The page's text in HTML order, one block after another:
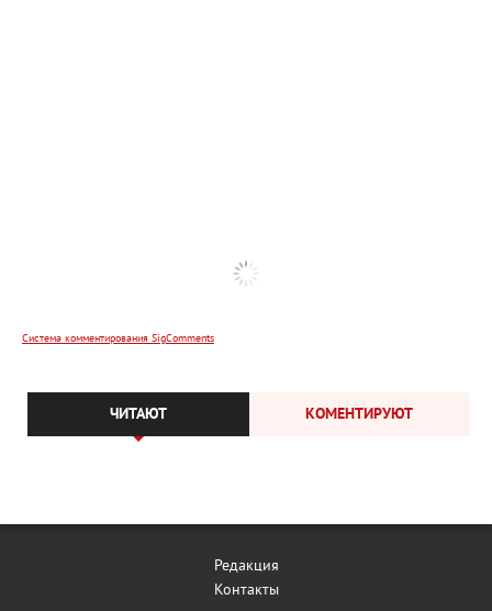
Система комментирования SigComments
ЧИТАЮТ КОМЕНТИРУЮТ
Редакция
Контакты